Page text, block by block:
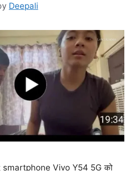
Deepali
Vivo Y54 5G को